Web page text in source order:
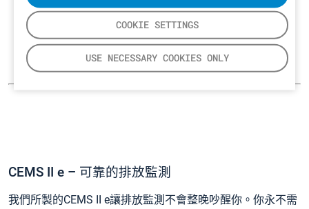
COOKIE SETTINGS
USE NECESSARY COOKIES ONLY
CEMS II e – 可靠的排放監測
我們所製的CEMS II e讓排放監測不會整晚吵醒你。你永不需